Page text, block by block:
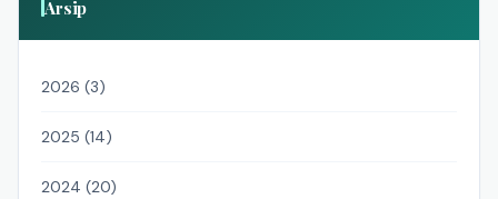
Arsip
2026 (3)
2025 (14)
2024 (20)